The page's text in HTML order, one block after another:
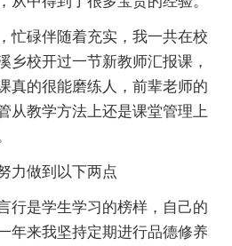
忙碌伴随着充实，我一共在校
乡校开过一节新教师汇报课，
真的很能磨练人，前辈老师的
从教学方法上还是课堂管理上
力做到以下两点
行是学生学习的榜样，自己的
年来我坚持定期进行品德修养